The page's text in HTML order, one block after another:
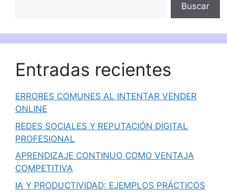
Buscar
Entradas recientes
ERRORES COMUNES AL INTENTAR VENDER
ONLINE
REDES SOCIALES Y REPUTACIÓN DIGITAL
PROFESIONAL
APRENDIZAJE CONTINUO COMO VENTAJA
COMPETITIVA
IA Y PRODUCTIVIDAD: EJEMPLOS PRÁCTICOS